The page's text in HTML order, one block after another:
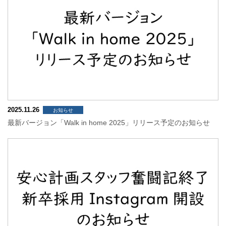
2025.11.26 お知らせ
最新バージョン「Walk in home 2025」リリース予定のお知らせ